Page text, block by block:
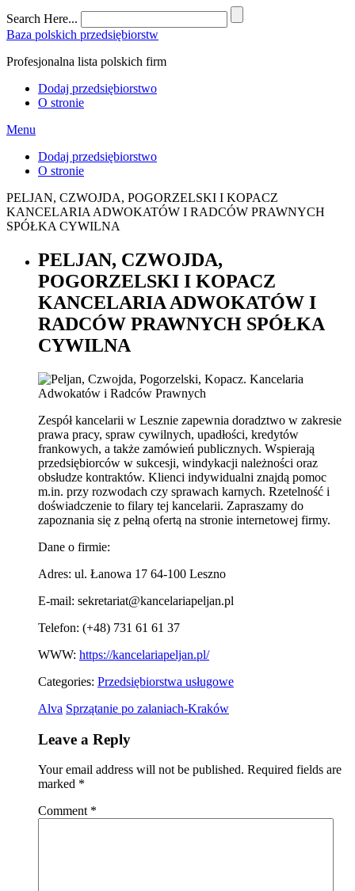
Search Here...
Baza polskich przedsiębiorstw
Profesjonalna lista polskich firm
Dodaj przedsiębiorstwo
O stronie
Menu
Dodaj przedsiębiorstwo
O stronie
PELJAN, CZWOJDA, POGORZELSKI I KOPACZ
KANCELARIA ADWOKATÓW I RADCÓW PRAWNYCH
SPÓŁKA CYWILNA
PELJAN, CZWOJDA,
POGORZELSKI I KOPACZ
KANCELARIA ADWOKATÓW I
RADCÓW PRAWNYCH SPÓŁKA
CYWILNA
Zespół kancelarii w Lesznie zapewnia doradztwo w zakresie
prawa pracy, spraw cywilnych, upadłości, kredytów
frankowych, a także zamówień publicznych. Wspierają
przedsiębiorców w sukcesji, windykacji należności oraz
obsłudze kontraktów. Klienci indywidualni znajdą pomoc
m.in. przy rozwodach czy sprawach karnych. Rzetelność i
doświadczenie to filary tej kancelarii. Zapraszamy do
zapoznania się z pełną ofertą na stronie internetowej firmy.
Dane o firmie:
Adres: ul. Łanowa 17 64-100 Leszno
E-mail: sekretariat@kancelariapeljan.pl
Telefon: (+48) 731 61 61 37
WWW: https://kancelariapeljan.pl/
Categories: Przedsiębiorstwa usługowe
Alva Sprzątanie po zalaniach-Kraków
Leave a Reply
Your email address will not be published. Required fields are
marked *
Comment *